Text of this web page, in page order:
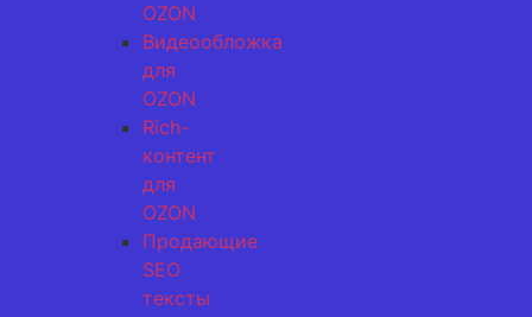
OZON
Видеообложка
для
OZON
Rich-
контент
для
OZON
Продающие
SEO
тексты